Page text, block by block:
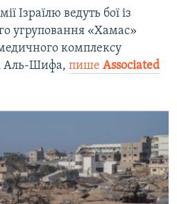
360p 480p
480p
720p
Ізраїлю ведуть бої із
угруповання «Хамас»
комплексу
Аль-Шифа, пише Associated